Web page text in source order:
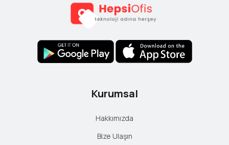
Yorum
Kurumsal
Hakkımızda
Bize Ulaşın